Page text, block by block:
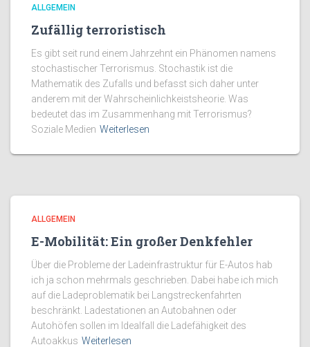
ALLGEMEIN
Zufällig terroristisch
Es gibt seit rund einem Jahrzehnt ein Phänomen namens
stochastischer Terrorismus. Stochastik ist die
Mathematik des Zufalls und befasst sich daher unter
anderem mit der Wahrscheinlichkeistsheorie. Was
bedeutet das im Zusammenhang mit Terrorismus?
Soziale Medien Weiterlesen
ALLGEMEIN
E-Mobilität: Ein großer Denkfehler
Über die Probleme der Ladeinfrastruktur für E-Autos hab
ich ja schon mehrmals geschrieben. Dabei habe ich mich
auf die Ladeproblematik bei Langstreckenfahrten
beschränkt. Ladestationen an Autobahnen oder
Autohöfen sollen im Idealfall die Ladefähigkeit des
Autoakkus Weiterlesen